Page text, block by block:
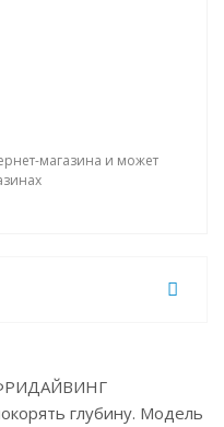
магазина и может
глубину. Модель